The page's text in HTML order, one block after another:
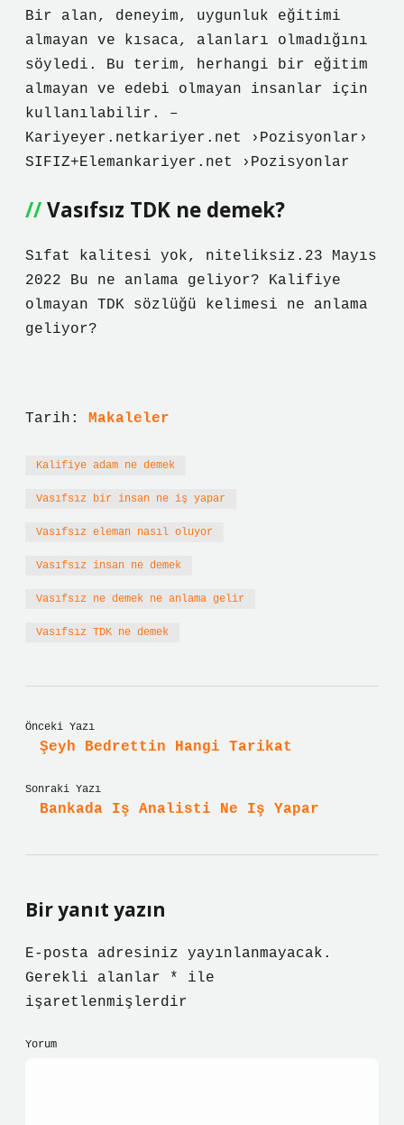
Bir alan, deneyim, uygunluk eğitimi
almayan ve kısaca, alanları olmadığını
söyledi. Bu terim, herhangi bir eğitim
almayan ve edebi olmayan insanlar için
kullanılabilir. –
Kariyeyer.netkariyer.net ›Pozisyonlar›
SIFIZ+Elemankariyer.net ›Pozisyonlar
Vasıfsız TDK ne demek?
Sıfat kalitesi yok, niteliksiz.23 Mayıs
2022 Bu ne anlama geliyor? Kalifiye
olmayan TDK sözlüğü kelimesi ne anlama
geliyor?
Tarih: Makaleler
Kalifiye adam ne demek
Vasıfsız bir insan ne iş yapar
Vasıfsız eleman nasıl oluyor
Vasıfsız insan ne demek
Vasıfsız ne demek ne anlama gelir
Vasıfsız TDK ne demek
Önceki Yazı
Şeyh Bedrettin Hangi Tarikat
Sonraki Yazı
Bankada Iş Analisti Ne Iş Yapar
Bir yanıt yazın
E-posta adresiniz yayınlanmayacak.
Gerekli alanlar
*
ile
işaretlenmişlerdir
Yorum